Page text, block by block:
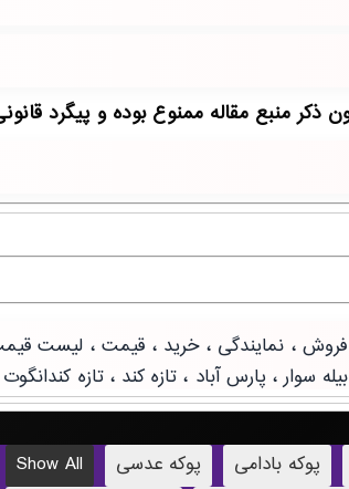
Show All پوکه عدسی پوکه بادامی